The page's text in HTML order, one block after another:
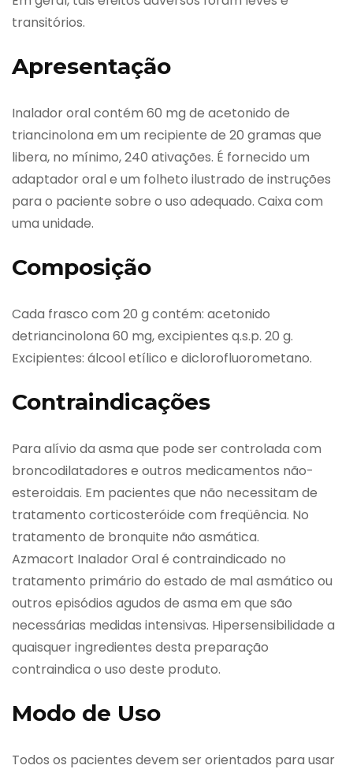
transitórios.
Apresentação
Inalador oral contém 60 mg de acetonido de
triancinolona em um recipiente de 20 gramas que
libera, no mínimo, 240 ativações. É fornecido um
adaptador oral e um folheto ilustrado de instruções
para o paciente sobre o uso adequado. Caixa com
uma unidade.
Composição
Cada frasco com 20 g contém: acetonido
detriancinolona 60 mg, excipientes q.s.p. 20 g.
Excipientes: álcool etílico e diclorofluorometano.
Contraindicações
Para alívio da asma que pode ser controlada com
broncodilatadores e outros medicamentos não-
esteroidais. Em pacientes que não necessitam de
tratamento corticosteróide com freqüência. No
tratamento de bronquite não asmática.
Azmacort Inalador Oral é contraindicado no
tratamento primário do estado de mal asmático ou
outros episódios agudos de asma em que são
necessárias medidas intensivas. Hipersensibilidade a
quaisquer ingredientes desta preparação
contraindica o uso deste produto.
Modo de Uso
Todos os pacientes devem ser orientados para usar